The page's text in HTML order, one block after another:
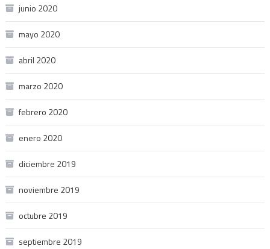
junio 2020
mayo 2020
abril 2020
marzo 2020
febrero 2020
enero 2020
diciembre 2019
noviembre 2019
octubre 2019
septiembre 2019